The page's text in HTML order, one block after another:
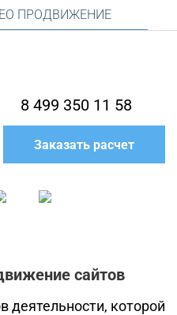
ПРОДВИЖЕНИЕ
8 499 350 11 58
Заказать расчет
сайтов
деятельности, которой